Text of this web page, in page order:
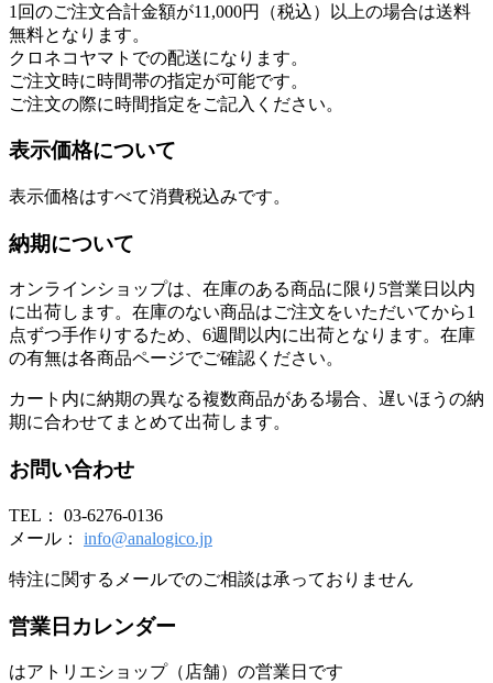
1回のご注文合計金額が11,000円（税込）以上の場合は送料
無料となります。
クロネコヤマトでの配送になります。
ご注文時に時間帯の指定が可能です。
ご注文の際に時間指定をご記入ください。
表示価格について
表示価格はすべて消費税込みです。
納期について
オンラインショップは、在庫のある商品に限り5営業日以内
に出荷します。在庫のない商品はご注文をいただいてから1
点ずつ手作りするため、6週間以内に出荷となります。在庫
の有無は各商品ページでご確認ください。
カート内に納期の異なる複数商品がある場合、遅いほうの納
期に合わせてまとめて出荷します。
お問い合わせ
TEL： 03-6276-0136
メール： info@analogico.jp
特注に関するメールでのご相談は承っておりません
営業日カレンダー
はアトリエショップ（店舗）の営業日です